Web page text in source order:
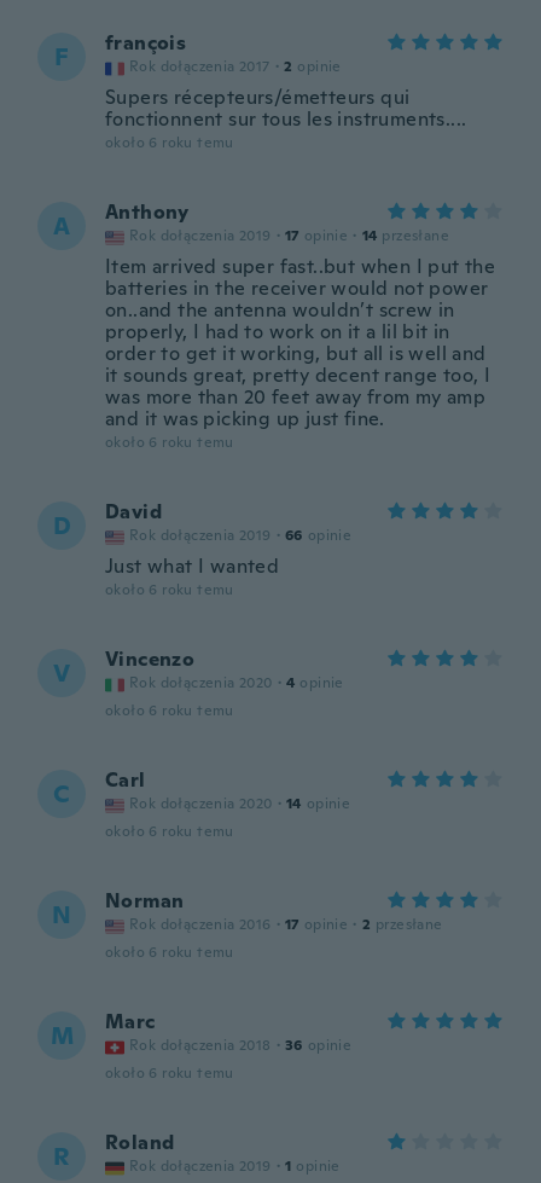
F françois
Rok dołączenia 2017 · 2 opinie
Supers récepteurs/émetteurs qui
fonctionnent sur tous les instruments....
około 6 roku temu
A Anthony
Rok dołączenia 2019 · 17 opinie · 14 przesłane
Item arrived super fast..but when I put the
batteries in the receiver would not power
on..and the antenna wouldn’t screw in
properly, I had to work on it a lil bit in
order to get it working, but all is well and
it sounds great, pretty decent range too, I
was more than 20 feet away from my amp
and it was picking up just fine.
około 6 roku temu
D David
Rok dołączenia 2019 · 66 opinie
Just what I wanted
około 6 roku temu
V Vincenzo
Rok dołączenia 2020 · 4 opinie
około 6 roku temu
C Carl
Rok dołączenia 2020 · 14 opinie
około 6 roku temu
N Norman
Rok dołączenia 2016 · 17 opinie · 2 przesłane
około 6 roku temu
M Marc
Rok dołączenia 2018 · 36 opinie
około 6 roku temu
R Roland
Rok dołączenia 2019 · 1 opinie